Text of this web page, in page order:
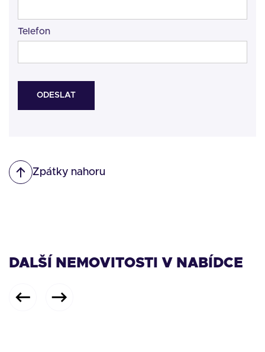
Telefon
Zpátky nahoru
DALŠÍ NEMOVITOSTI V NABÍDCE